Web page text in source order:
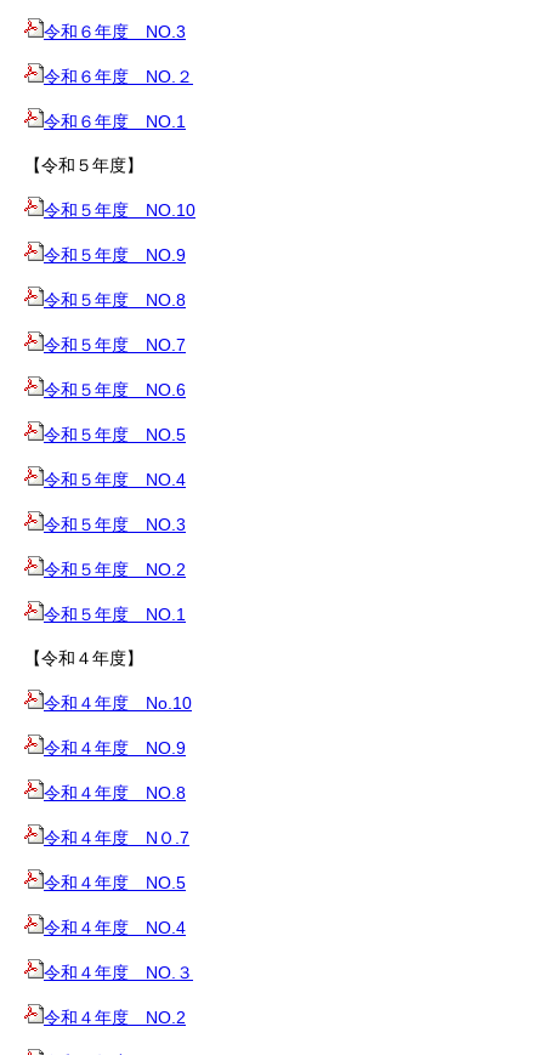
令和６年度 NO.3
令和６年度 NO.２
令和６年度 NO.1
【令和５年度】
令和５年度 NO.10
令和５年度 NO.9
令和５年度 NO.8
令和５年度 NO.7
令和５年度 NO.6
令和５年度 NO.5
令和５年度 NO.4
令和５年度 NO.3
令和５年度 NO.2
令和５年度 NO.1
【令和４年度】
令和４年度 No.10
令和４年度 NO.9
令和４年度 NO.8
令和４年度 NＯ.7
令和４年度 NO.5
令和４年度 NO.4
令和４年度 NO.３
令和４年度 NO.2